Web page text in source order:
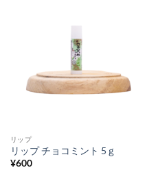
リップ
リップ チョコミント 5ｇ
¥600